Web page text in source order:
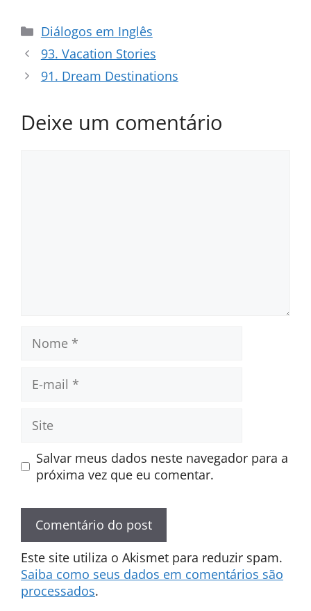
Categorias
Diálogos em Inglês
93. Vacation Stories
91. Dream Destinations
Deixe um comentário
mail
Site
Salvar meus dados neste navegador para a
próxima vez que eu comentar.
Este site utiliza o Akismet para reduzir spam.
Saiba como seus dados em comentários são
processados.